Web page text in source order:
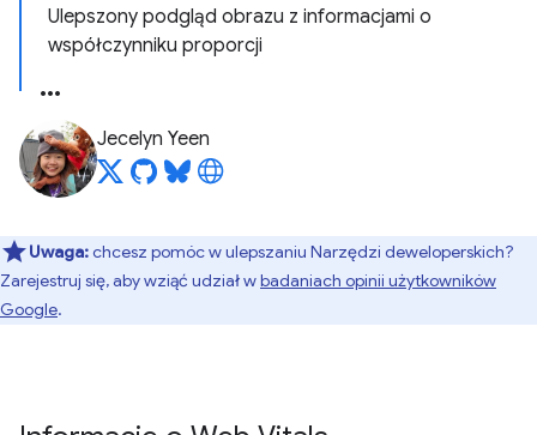
Ulepszony podgląd obrazu z informacjami o
współczynniku proporcji
Jecelyn Yeen
Uwaga:chcesz pomóc w ulepszaniu Narzędzi deweloperskich?
Zarejestruj się, aby wziąć udział wbadaniach opinii użytkowników
Google.